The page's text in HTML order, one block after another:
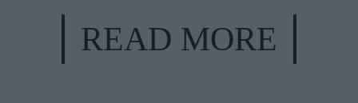
READ MORE